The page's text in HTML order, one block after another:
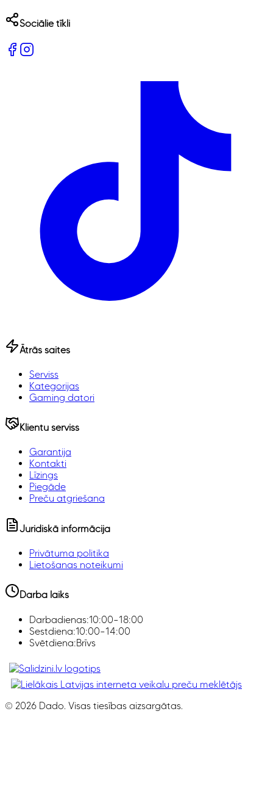
Sociālie tīkli
Ātrās saites
Serviss
Kategorijas
Gaming datori
Klientu serviss
Garantija
Kontakti
Līzings
Piegāde
Preču atgriešana
Juridiskā informācija
Privātuma politika
Lietošanas noteikumi
Darba laiks
Darbadienas:10:00–18:00
Sestdiena:10:00–14:00
Svētdiena:Brīvs
Klimata iekārtas, Smaržas,
© 2026 Dado. Visas tiesības aizsargātas.